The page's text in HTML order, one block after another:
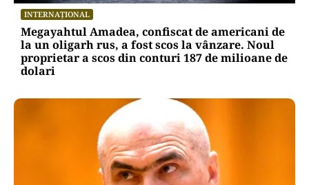
„România a devenit coșul de gunoi al
investitorilor”